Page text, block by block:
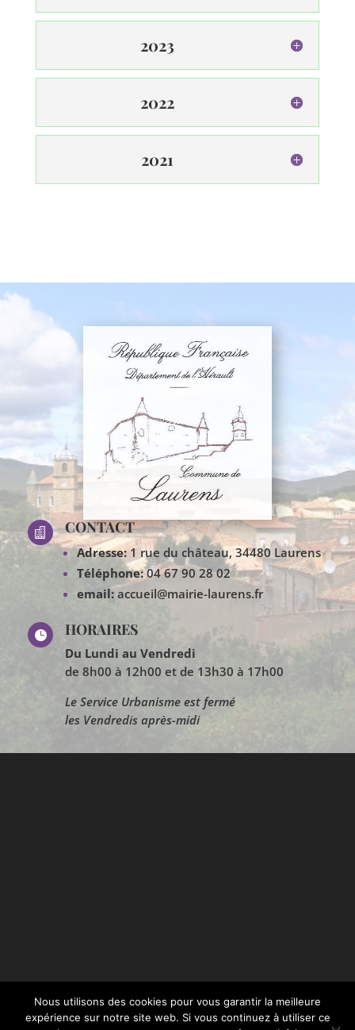
2023
2022
2021
 CONTACT
Adresse:1 rue du château, 34480 Laurens
Téléphone: 04 67 90 28 02
email:accueil@mairie-laurens.fr
 HORAIRES
Du Lundi au Vendredi
de 8h00 à 12h00 et de 13h30 à 17h00
Le Service Urbanisme est fermé
les Vendredis après-midi
© 2020 – Mairie de Laurens – (Site officiel de la
commune de Laurens ) – Tous droits réservés –
Nous utilisons des cookies pour vous garantir la meilleure
expérience sur notre site web. Si vous continuez à utiliser ce